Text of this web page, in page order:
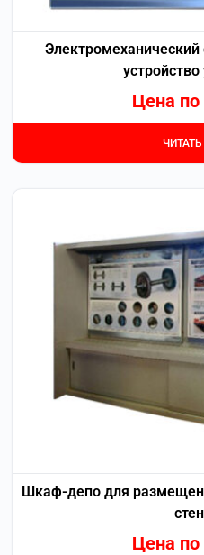
Электромеханический
Цена по
Шкаф-депо для
Цена по